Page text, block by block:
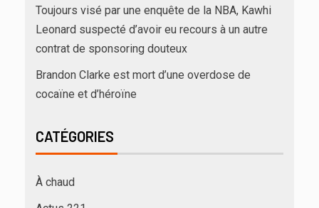
Toujours visé par une enquête de la NBA, Kawhi
Leonard suspecté d’avoir eu recours à un autre
contrat de sponsoring douteux
Brandon Clarke est mort d’une overdose de
cocaïne et d’héroïne
CATÉGORIES
À chaud